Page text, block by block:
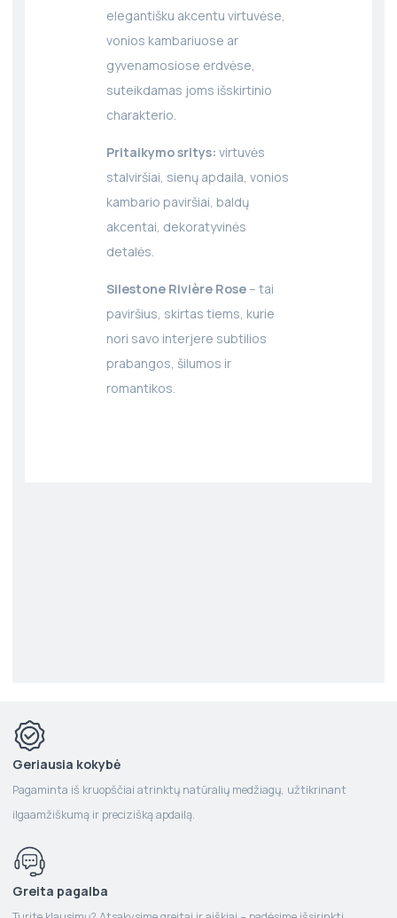
elegantišku akcentu virtuvėse,
vonios kambariuose ar
gyvenamosiose erdvėse,
suteikdamas joms išskirtinio
charakterio.
Pritaikymo sritys: virtuvės
stalviršiai, sienų apdaila, vonios
kambario paviršiai, baldų
akcentai, dekoratyvinės
detalės.
Silestone Rivière Rose – tai
paviršius, skirtas tiems, kurie
nori savo interjere subtilios
prabangos, šilumos ir
romantikos.
Geriausia kokybė
Pagaminta iš kruopščiai atrinktų natūralių medžiagų, užtikrinant
ilgaamžiškumą ir precizišką apdailą.
Greita pagalba